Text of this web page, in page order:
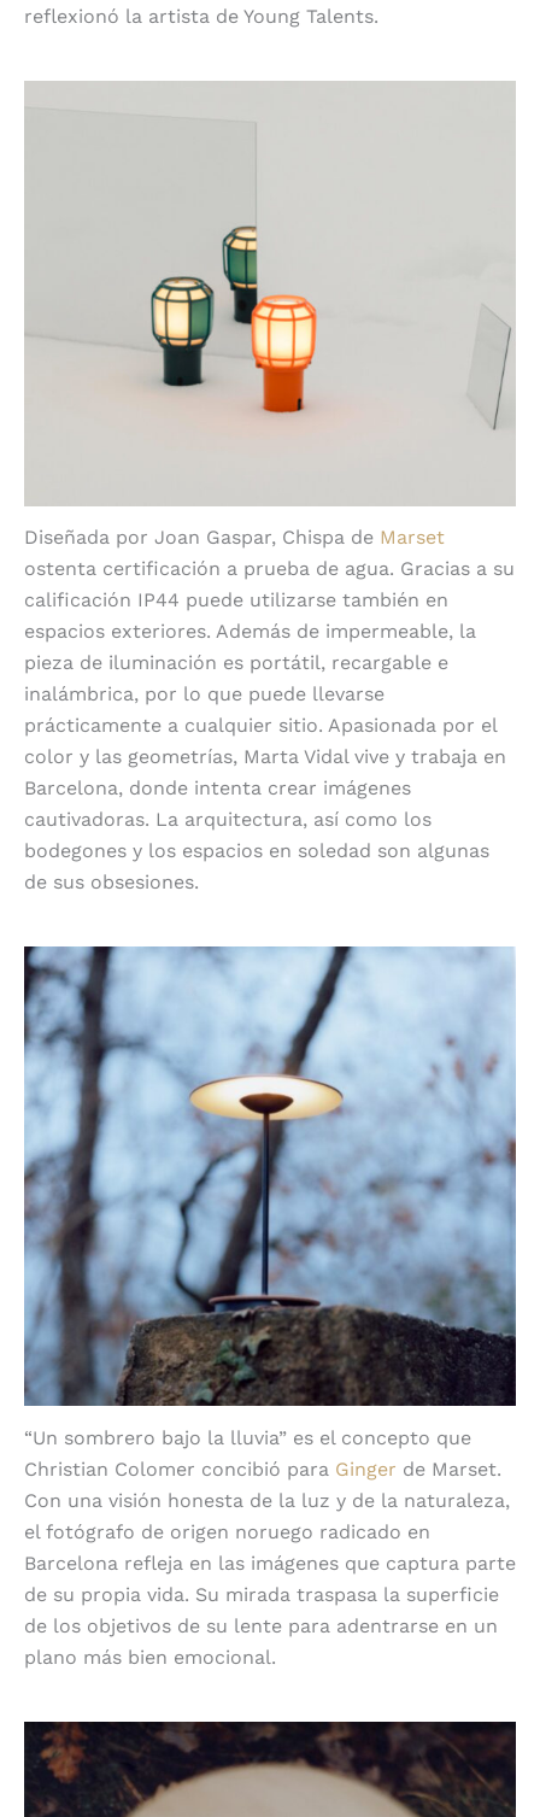
reflexionó la artista de Young Talents.
Diseñada por Joan Gaspar, Chispa de Marset
ostenta certificación a prueba de agua. Gracias a su
calificación IP44 puede utilizarse también en
espacios exteriores. Además de impermeable, la
pieza de iluminación es portátil, recargable e
inalámbrica, por lo que puede llevarse
prácticamente a cualquier sitio. Apasionada por el
color y las geometrías, Marta Vidal vive y trabaja en
Barcelona, donde intenta crear imágenes
cautivadoras. La arquitectura, así como los
bodegones y los espacios en soledad son algunas
de sus obsesiones.
“Un sombrero bajo la lluvia” es el concepto que
Christian Colomer concibió para Ginger de Marset.
Con una visión honesta de la luz y de la naturaleza,
el fotógrafo de origen noruego radicado en
Barcelona refleja en las imágenes que captura parte
de su propia vida. Su mirada traspasa la superficie
de los objetivos de su lente para adentrarse en un
plano más bien emocional.